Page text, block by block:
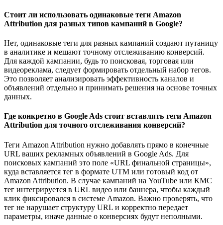
Стоит ли использовать одинаковые теги Amazon
Attribution для разных типов кампаний в Google?
Нет, одинаковые теги для разных кампаний создают путаницу
в аналитике и мешают точному отслеживанию конверсий.
Для каждой кампании, будь то поисковая, торговая или
видеореклама, следует формировать отдельный набор тегов.
Это позволяет анализировать эффективность каналов и
объявлений отдельно и принимать решения на основе точных
данных.
Где конкретно в Google Ads стоит вставлять теги Amazon
Attribution для точного отслеживания конверсий?
Теги Amazon Attribution нужно добавлять прямо в конечные
URL ваших рекламных объявлений в Google Ads. Для
поисковых кампаний это поле «URL финальной страницы»,
куда вставляется тег в формате UTM или готовый код от
Amazon Attribution. В случае кампаний на YouTube или КМС
тег интегрируется в URL видео или баннера, чтобы каждый
клик фиксировался в системе Amazon. Важно проверять, что
тег не нарушает структуру URL и корректно передает
параметры, иначе данные о конверсиях будут неполными.